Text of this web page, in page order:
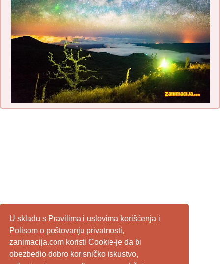
U skladu s Pravilima i uslovima korišćenja i
Polisom o poštovanju privatnosti,
zanimacija.com koristi Cookie-je da bi
obezbedio dobro korisničko iskustvo,